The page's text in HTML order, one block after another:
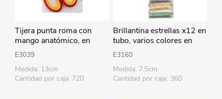
Tijera punta roma con
mango anatómico, en
cartón, varios colores
E3039
Medida: 13cm
Cantidad por caja: 720
Brillantina estrellas x12 en
tubo, varios colores en
bolsa
E3160
Medida: 7.5cm
Cantidad por caja: 360